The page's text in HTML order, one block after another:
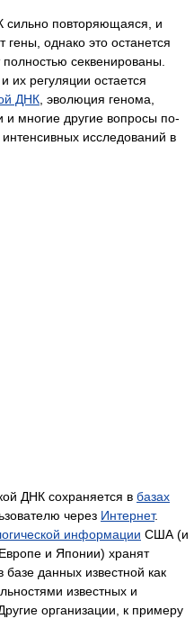
сильно повторяющаяся, и
однако это останется
секвенированы.
их регуляции остается
ДНК, эволюция генома,
многие другие вопросы по-
исследований в
ДНК сохраняется в базах
через Интернет.
информации США (и
и Японии) хранят
данных известной как
известных и
организации, к примеру